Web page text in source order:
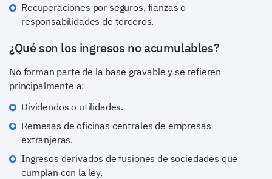
Recuperaciones por seguros, fianzas o
responsabilidades de terceros.
¿Qué son los ingresos no acumulables?
No forman parte de la base gravable y se refieren
principalmente a:
Dividendos o utilidades.
Remesas de oficinas centrales de empresas
extranjeras.
Ingresos derivados de fusiones de sociedades que
cumplan con la ley.